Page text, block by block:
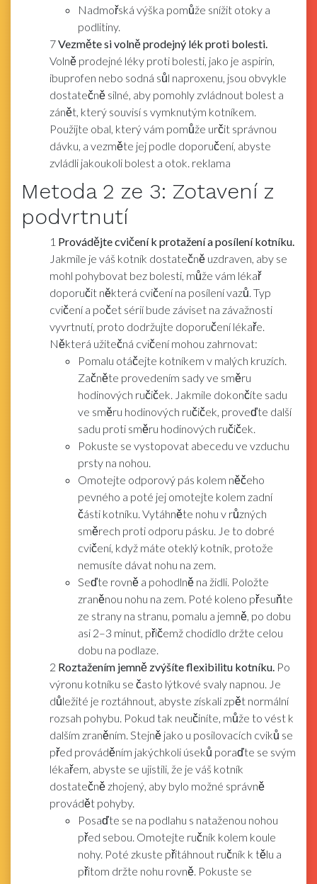
Nadmořská výška pomůže snížit otoky a
podlitiny.
7Vezměte si volně prodejný lék proti bolesti.
Volně prodejné léky proti bolesti, jako je aspirin,
ibuprofen nebo sodná sůl naproxenu, jsou obvykle
dostatečně silné, aby pomohly zvládnout bolest a
zánět, který souvisí s vymknutým kotníkem.
Použijte obal, který vám pomůže určit správnou
dávku, a vezměte jej podle doporučení, abyste
zvládli jakoukoli bolest a otok. reklama
Metoda 2 ze 3: Zotavení z
podvrtnutí
1 Provádějte cvičení k protažení a posílení kotníku.
Jakmile je váš kotník dostatečně uzdraven, aby se
mohl pohybovat bez bolesti, může vám lékař
doporučit některá cvičení na posílení vazů. Typ
cvičení a počet sérií bude záviset na závažnosti
vyvrtnutí, proto dodržujte doporučení lékaře.
Některá užitečná cvičení mohou zahrnovat:
Pomalu otáčejte kotníkem v malých kruzích.
Začněte provedením sady ve směru
hodinových ručiček. Jakmile dokončíte sadu
ve směru hodinových ručiček, proveďte další
sadu proti směru hodinových ručiček.
Pokuste se vystopovat abecedu ve vzduchu
prsty na nohou.
Omotejte odporový pás kolem něčeho
pevného a poté jej omotejte kolem zadní
části kotníku. Vytáhněte nohu v různých
směrech proti odporu pásku. Je to dobré
cvičení, když máte oteklý kotník, protože
nemusíte dávat nohu na zem.
Seďte rovně a pohodlně na židli. Položte
zraněnou nohu na zem. Poté koleno přesuňte
ze strany na stranu, pomalu a jemně, po dobu
asi 2–3 minut, přičemž chodidlo držte celou
dobu na podlaze.
2 Roztažením jemně zvýšíte flexibilitu kotníku. Po
výronu kotníku se často lýtkové svaly napnou. Je
důležité je roztáhnout, abyste získali zpět normální
rozsah pohybu. Pokud tak neučiníte, může to vést k
dalším zraněním. Stejně jako u posilovacích cviků se
před prováděním jakýchkoli úseků poraďte se svým
lékařem, abyste se ujistili, že je váš kotník
dostatečně zhojený, aby bylo možné správně
provádět pohyby.
Posaďte se na podlahu s nataženou nohou
před sebou. Omotejte ručník kolem koule
nohy. Poté zkuste přitáhnout ručník k tělu a
přitom držte nohu rovně. Pokuste se